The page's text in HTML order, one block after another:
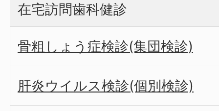
在宅訪問歯科健診
骨粗しょう症検診(集団検診)
肝炎ウイルス検診(個別検診)